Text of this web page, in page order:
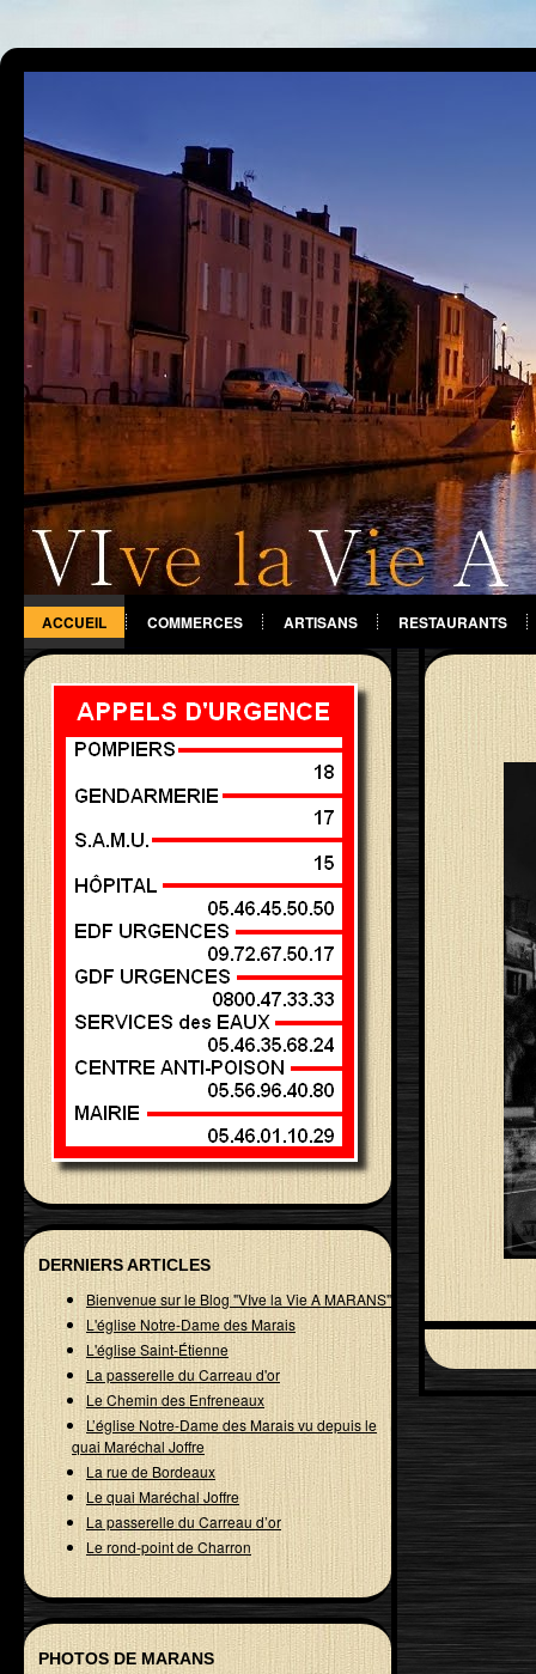
ACCUEIL COMMERCES ARTISANS RESTAURANTS
DIVERS
DERNIERS ARTICLES
Bienvenue sur le Blog "VIve la Vie A MARANS"
L'église Notre-Dame des Marais
L'église Saint-Étienne
La passerelle du Carreau d'or
Le Chemin des Enfreneaux
L’église Notre-Dame des Marais vu depuis le
quai Maréchal Joffre
La rue de Bordeaux
Le quai Maréchal Joffre
La passerelle du Carreau d’or
Le rond-point de Charron
PHOTOS DE MARANS